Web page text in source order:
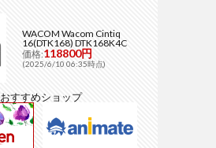
WACOM Wacom Cintiq
16(DTK168) DTK168K4C
価格:118800円
(2025/6/10 06:35時点)
おすすめショップ